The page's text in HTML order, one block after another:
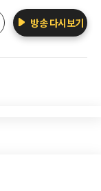
방송 다시보기